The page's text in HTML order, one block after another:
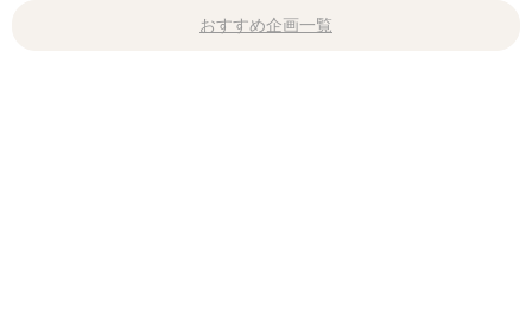
おすすめ企画一覧